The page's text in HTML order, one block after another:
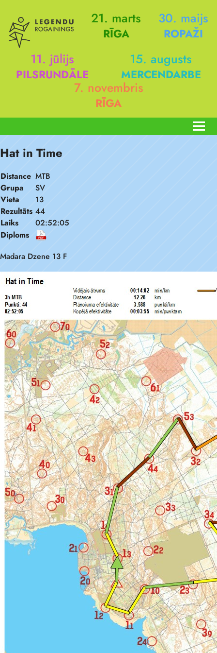
21. marts
RĪGA
30. maijs
ROPAŽI
11. jūlijs
PILSRUNDĀLE
15. augusts
MERCENDARBE
7. novembris
RĪGA
Hat in Time
Distance MTB
Grupa
SV
Vieta
13
Rezultāts 44
Laiks
02:52:05
Diploms
Madara Dzene 13 F